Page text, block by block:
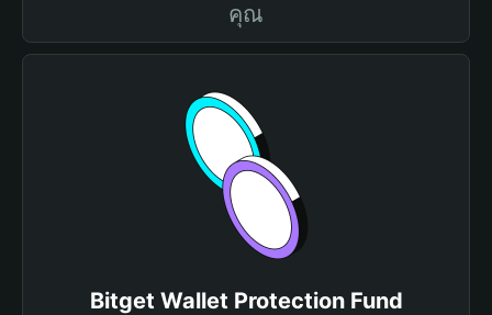
คุณ
Bitget Wallet Protection Fund